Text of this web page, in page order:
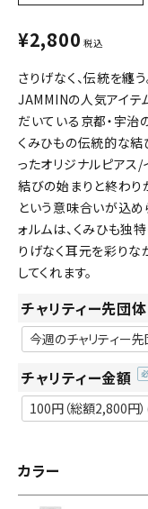
¥2,800 税込
さりげなく、伝統を纏う
JAMMINの人気アイテ
だいている京都・宇治
くみひもの伝統的な結
ったオリジナルピアス/
結びの始まりと終わり
という意味合いが込め
ォルムは、くみひも独
りげなく耳元を彩りな
してくれます。
チャリティー先団体
チャリティー金額
(
カラー